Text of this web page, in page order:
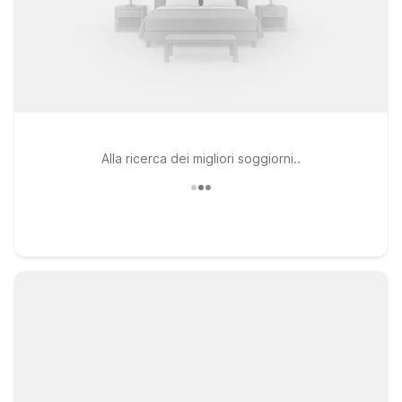
Alla ricerca dei migliori soggiorni..